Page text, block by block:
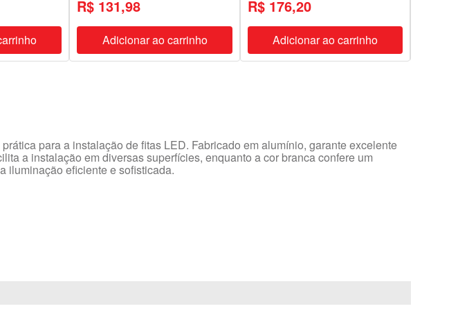
R$ 131,98
Adicionar ao carrinho
R$ 176,20
Adicionar ao carrinho
para a instalação de fitas LED. Fabricado em alumínio, garante excelente
a instalação em diversas superfícies, enquanto a cor branca confere um
iluminação eficiente e sofisticada.